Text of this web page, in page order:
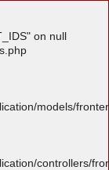
on null
models/
controllers/